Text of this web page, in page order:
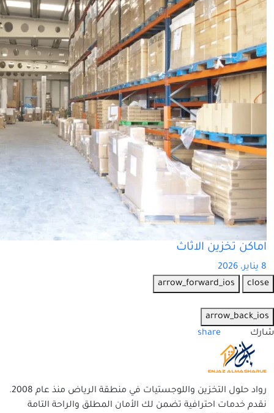
اماكن تخزين الاثاث
8 يناير، 2026
close
arrow_forward_ios
arrow_back_ios
شارك
share
رواد حلول التخزين واللوجستيات في منطقة الرياض منذ عام 2008.
نقدم خدمات احترافية تضمن لك الأمان المطلق والراحة التامة